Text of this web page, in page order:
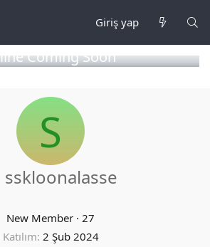
Giriş yap
Coming Soon
S
sskloonalasse
New Member · 27
Katılım 2 Şub 2024